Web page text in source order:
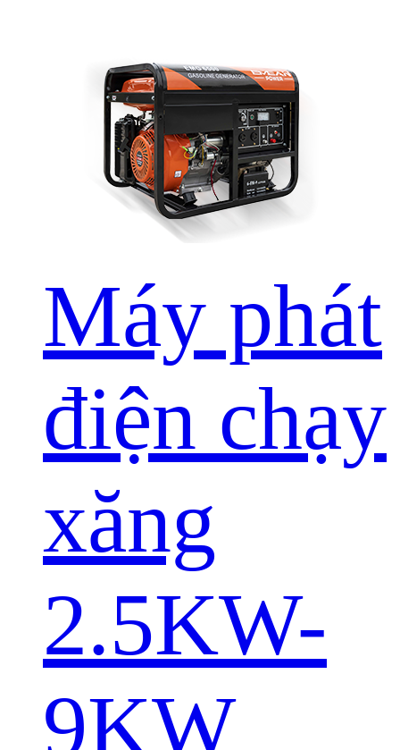
Máy phát
điện chạy
xăng
2.5KW-
9KW